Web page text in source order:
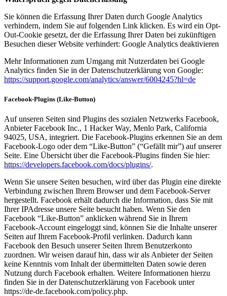
Sie können die Erfassung Ihrer Daten durch Google Analytics
verhindern, indem Sie auf folgenden Link klicken. Es wird ein Opt-
Out-Cookie gesetzt, der die Erfassung Ihrer Daten bei zukünftigen
Besuchen dieser Website verhindert: Google Analytics deaktivieren
Mehr Informationen zum Umgang mit Nutzerdaten bei Google
Analytics finden Sie in der Datenschutzerklärung von Google:
https://support.google.com/analytics/answer/6004245?hl=de
Facebook-Plugins (Like-Button)
Auf unseren Seiten sind Plugins des sozialen Netzwerks Facebook,
Anbieter Facebook Inc., 1 Hacker Way, Menlo Park, California
94025, USA, integriert. Die Facebook-Plugins erkennen Sie an dem
Facebook-Logo oder dem “Like-Button” (“Gefällt mir”) auf unserer
Seite. Eine Übersicht über die Facebook-Plugins finden Sie hier:
https://developers.facebook.com/docs/plugins/.
Wenn Sie unsere Seiten besuchen, wird über das Plugin eine direkte
Verbindung zwischen Ihrem Browser und dem Facebook-Server
hergestellt. Facebook erhält dadurch die Information, dass Sie mit
Ihrer IPAdresse unsere Seite besucht haben. Wenn Sie den
Facebook “Like-Button” anklicken während Sie in Ihrem
Facebook-Account eingeloggt sind, können Sie die Inhalte unserer
Seiten auf Ihrem Facebook-Profil verlinken. Dadurch kann
Facebook den Besuch unserer Seiten Ihrem Benutzerkonto
zuordnen. Wir weisen darauf hin, dass wir als Anbieter der Seiten
keine Kenntnis vom Inhalt der übermittelten Daten sowie deren
Nutzung durch Facebook erhalten. Weitere Informationen hierzu
finden Sie in der Datenschutzerklärung von Facebook unter
https://de-de.facebook.com/policy.php.